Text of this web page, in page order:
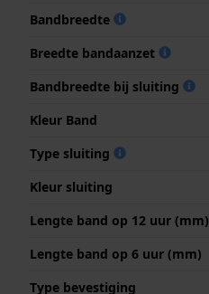
Bandbreedte
Breedte bandaanzet
Bandbreedte bij sluiting
Kleur Band
Type sluiting
Kleur sluiting
Lengte band op 12 uur (mm)
Lengte band op 6 uur (mm)
Type bevestiging